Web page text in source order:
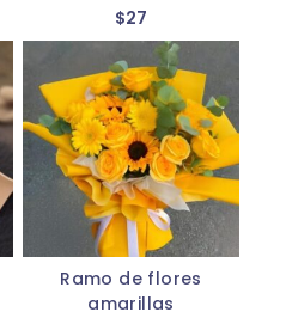
$27
Ramo de flores
amarillas